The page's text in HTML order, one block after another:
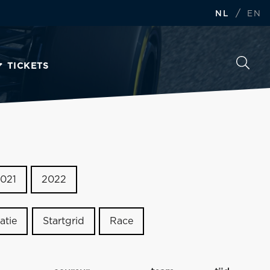
NL / EN
TICKETS
2022
Startgrid Race